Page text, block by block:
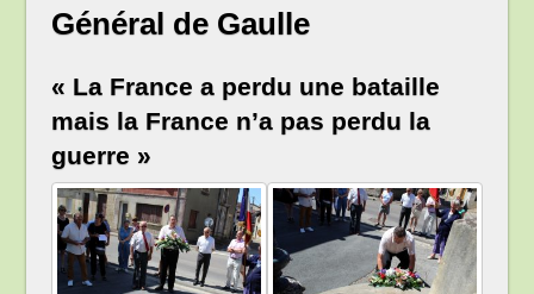
Général de Gaulle
« La France a perdu une bataille
mais la France n’a pas perdu la
guerre »